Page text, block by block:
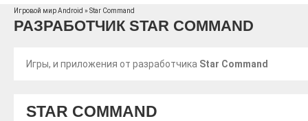
Игровой мир Android » Star Command
РАЗРАБОТЧИК STAR COMMAND
Игры, и приложения от разработчика Star Command
STAR COMMAND